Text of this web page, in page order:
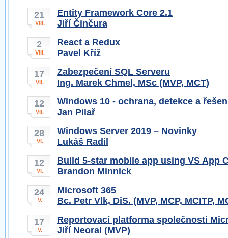
21
VIII.
Entity Framework Core 2.1
Jiří Činčura
2
VIII.
React a Redux
Pavel Kříž
17
VII.
Zabezpečení SQL Serveru
Ing. Marek Chmel, MSc (MVP, MCT)
12
VII.
Windows 10 - ochrana, detekce a
Jan Pilař
28
VI.
Windows Server 2019 – Novinky
Lukáš Radil
12
VI.
Build 5-star mobile app using VS App
Brandon Minnick
24
V.
Microsoft 365
Bc. Petr Vlk, DiS. (MVP, MCP, MCITP,
17
V.
Reportovací platforma společnosti
Jiří Neoral (MVP)